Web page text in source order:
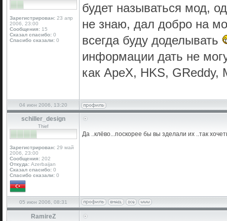
Зарегистрирован: 23 апр
2006, 23:00
Сообщения: 15
Сказал спасибо: 0
Спасибо сказали: 0
будет называться мод,
не знаю, дал добро на
всегда буду доделывать
информации дать не
как ApeX, HKS, GReddy,
04 июн 2006, 13:20
schiller_design
Thief
Зарегистрирован: 29 май
2006, 23:00
Сообщения: 202
Откуда: Azerbaijan
Сказал спасибо: 0
Спасибо сказали: 0
Да ..клёво...поскорее бы вы зделали их ..так
05 июн 2006, 08:31
RamireZ